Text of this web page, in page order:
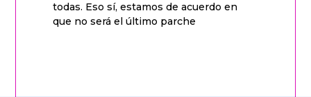
todas. Eso sí, estamos de acuerdo en
que no será el último parche